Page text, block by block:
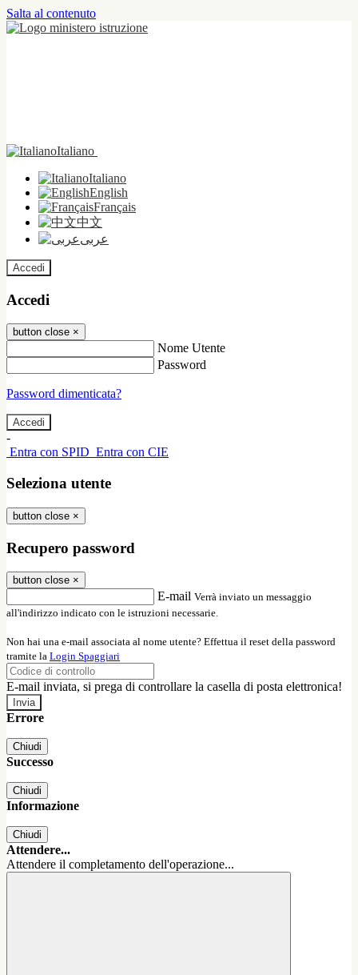
Salta al contenuto
Italiano
Italiano
English
Français
中文
عربى
Accedi
Accedi
button close ×
Nome Utente
Password
Password dimenticata?
-
Entra con SPID Entra con CIE
Seleziona utente
button close ×
Recupero password
button close ×
E-mail Verrà inviato un messaggio
all'indirizzo indicato con le istruzioni necessarie.
Non hai una e-mail associata al nome utente? Effettua il reset della password
tramite la Login Spaggiari
E-mail inviata, si prega di controllare la casella di posta elettronica!
Errore
Chiudi
Successo
Chiudi
Informazione
Chiudi
Attendere...
Attendere il completamento dell'operazione...